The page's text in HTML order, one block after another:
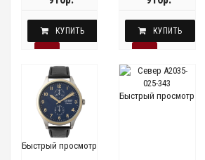
КУПИТЬ КУПИТЬ
Быстрый просмотр
Быстрый просмотр